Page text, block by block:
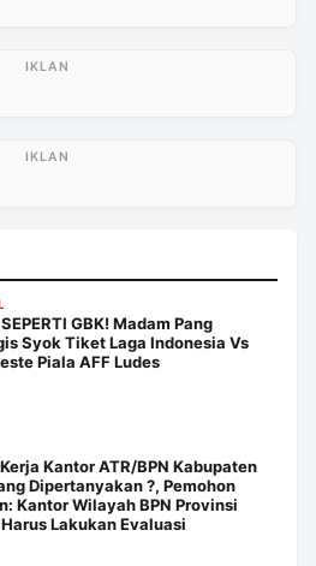
GBK! Madam Pang
Syok Tiket Laga Indonesia Vs
Piala AFF Ludes
Kantor ATR/BPN Kabupaten
Dipertanyakan ?, Pemohon
Kantor Wilayah BPN Provinsi
Lakukan Evaluasi